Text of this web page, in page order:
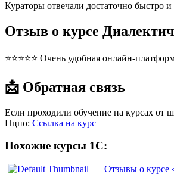
Кураторы отвечали достаточно быстро
Отзыв о курсе
⭐⭐⭐⭐⭐ Очень удобная онлайн-
📩 Обратная связь
Если проходили обучение на курсах от
Нцпо: Ссылка на курс
Похожие курсы 1С:
Отзывы о курсе